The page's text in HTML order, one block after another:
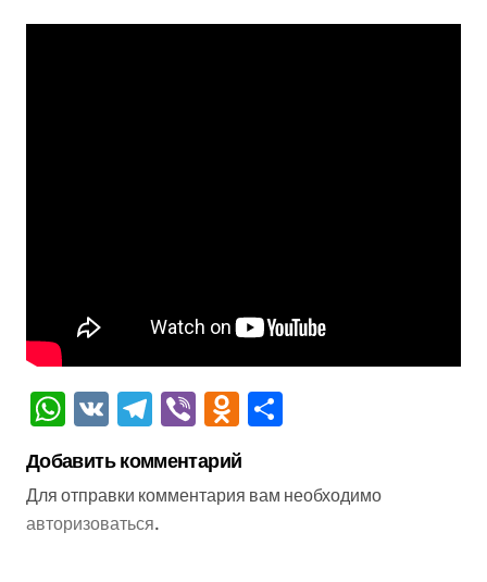
WhatsApp
VK Telegram
ViberOdnoklassniki
Добавить комментарий
Для отправки комментария вам необходимо
авторизоваться.